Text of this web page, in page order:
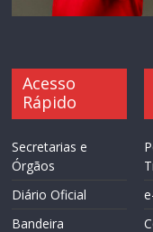
Acesso
Rápido
Secretarias e
Órgãos
Diário Oficial
Bandeira